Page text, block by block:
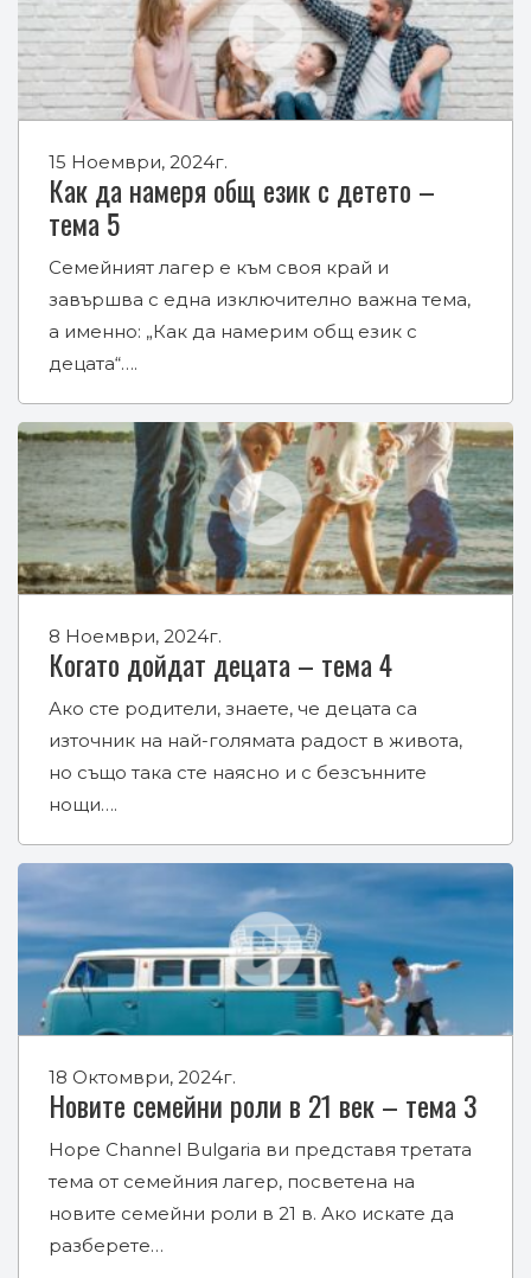
15 Ноември, 2024г.
Как да намеря общ език с детето –
тема 5
Семейният лагер е към своя край и
завършва с една изключително важна тема,
а именно: „Как да намерим общ език с
децата“….
8 Ноември, 2024г.
Когато дойдат децата – тема 4
Ако сте родители, знаете, че децата са
източник на най-голямата радост в живота,
но също така сте наясно и с безсънните
нощи….
18 Октомври, 2024г.
Новите семейни роли в 21 век – тема 3
Hope Channel Bulgaria ви представя третата
тема от семейния лагер, посветена на
новите семейни роли в 21 в. Ако искате да
разберете…